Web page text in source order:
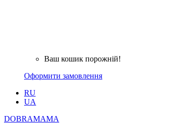
Ваш кошик порожній!
Оформити замовлення
RU
UA
DOBRAMAMA